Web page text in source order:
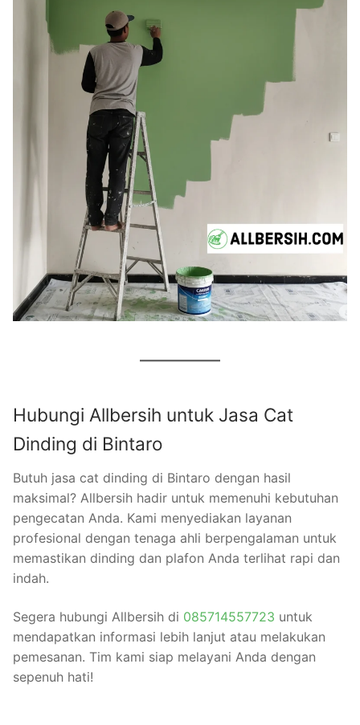
Hubungi Allbersih untuk Jasa Cat
Dinding di Bintaro
Butuh jasa cat dinding di Bintaro dengan hasil
maksimal? Allbersih hadir untuk memenuhi kebutuhan
pengecatan Anda. Kami menyediakan layanan
profesional dengan tenaga ahli berpengalaman untuk
memastikan dinding dan plafon Anda terlihat rapi dan
indah.
Segera hubungi Allbersih di 085714557723 untuk
mendapatkan informasi lebih lanjut atau melakukan
pemesanan. Tim kami siap melayani Anda dengan
sepenuh hati!